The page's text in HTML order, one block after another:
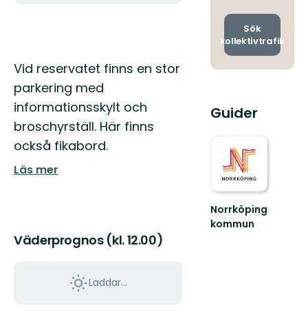
Beskrivning
Vid reservatet finns en stor
parkering med
informationsskylt och
broschyrställ. Här finns
också fikabord.
Läs mer
Väderprognos (kl. 12.00)
Laddar...
och
Sök
kollektivtrafik
Guider
Norrköping
kommun